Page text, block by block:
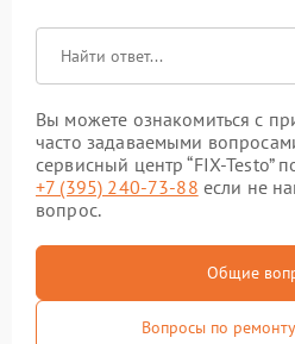
Вы можете ознакомиться с
часто задаваемыми
сервисный центр “FIX-Testo”
+7 (395) 240-73-88 если не
вопрос.
Общие
Вопросы по